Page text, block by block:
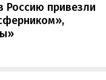
Россию привезли